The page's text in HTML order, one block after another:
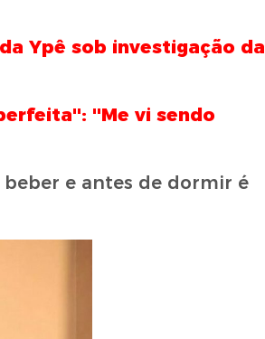
Ypê sob investigação da
''Me vi sendo
e antes de dormir é